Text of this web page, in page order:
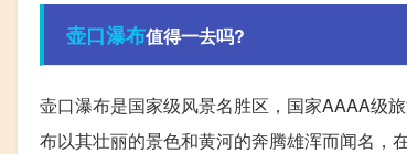
壶口瀑布值得一去吗?
壶口瀑布是国家级风景名胜区，国家AAAA级
布以其壮丽的景色和黄河的奔腾雄浑而闻名，